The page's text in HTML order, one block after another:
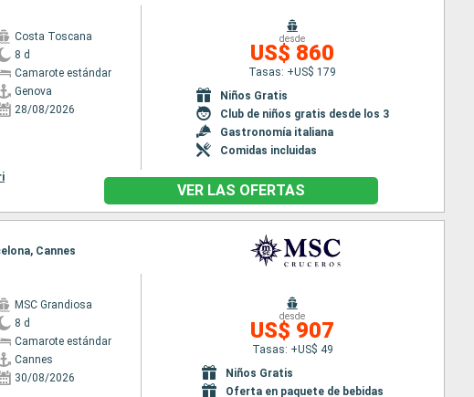
Costa Toscana
8 d
Camarote estándar
Genova
28/08/2026
desde
US$ 860
Tasas: +US$ 179
Niños Gratis
Club de niños gratis desde los 3
Gastronomía italiana
Comidas incluidas
VER LAS OFERTAS
Cannes
MSC Grandiosa
8 d
Camarote estándar
Cannes
30/08/2026
desde
US$ 907
Tasas: +US$ 49
Niños Gratis
Oferta en paquete de bebidas